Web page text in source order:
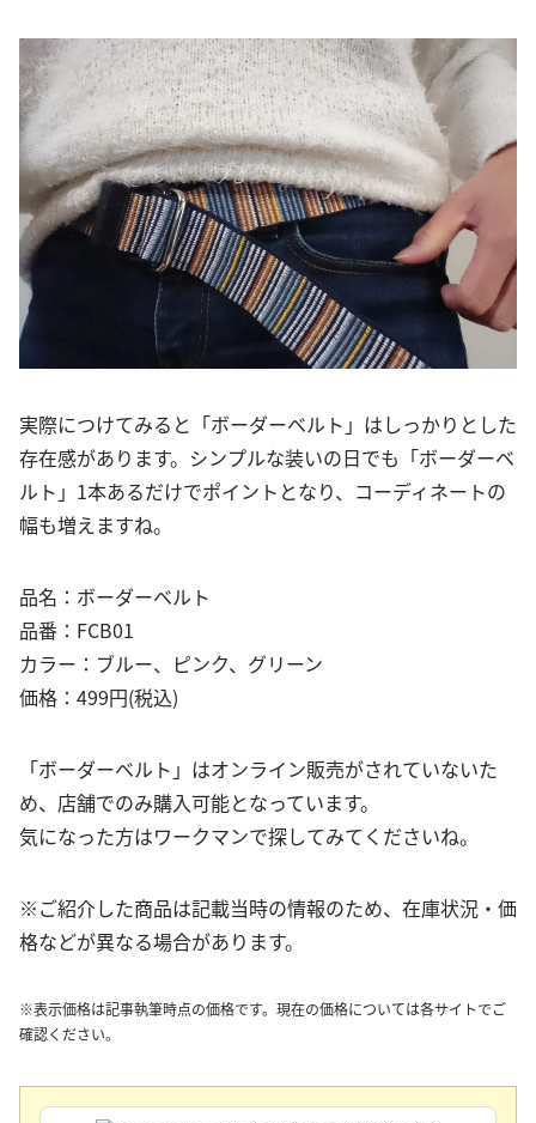
実際につけてみると「ボーダーベルト」はしっかりとした
存在感があります。シンプルな装いの日でも「ボーダーベ
ルト」1本あるだけでポイントとなり、コーディネートの
幅も増えますね。
品名：ボーダーベルト
品番：FCB01
カラー：ブルー、ピンク、グリーン
価格：499円(税込)
「ボーダーベルト」はオンライン販売がされていないた
め、店舗でのみ購入可能となっています。
気になった方はワークマンで探してみてくださいね。
※ご紹介した商品は記載当時の情報のため、在庫状況・価
格などが異なる場合があります。
※表示価格は記事執筆時点の価格です。現在の価格については各サイトでご
確認ください。